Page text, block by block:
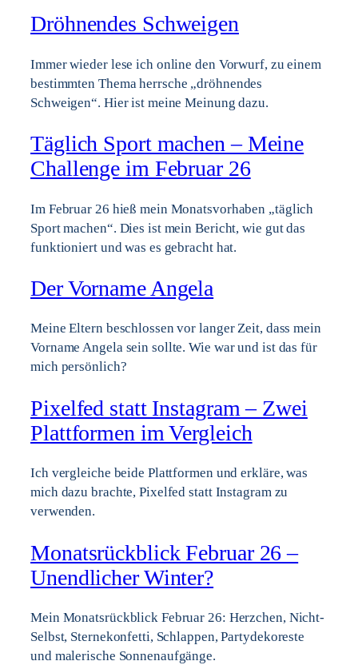
Dröhnendes Schweigen
Immer wieder lese ich online den Vorwurf, zu einem
bestimmten Thema herrsche „dröhnendes
Schweigen“. Hier ist meine Meinung dazu.
Täglich Sport machen – Meine
Challenge im Februar 26
Im Februar 26 hieß mein Monatsvorhaben „täglich
Sport machen“. Dies ist mein Bericht, wie gut das
funktioniert und was es gebracht hat.
Der Vorname Angela
Meine Eltern beschlossen vor langer Zeit, dass mein
Vorname Angela sein sollte. Wie war und ist das für
mich persönlich?
Pixelfed statt Instagram – Zwei
Plattformen im Vergleich
Ich vergleiche beide Plattformen und erkläre, was
mich dazu brachte, Pixelfed statt Instagram zu
verwenden.
Monatsrückblick Februar 26 –
Unendlicher Winter?
Mein Monatsrückblick Februar 26: Herzchen, Nicht-
Selbst, Sternekonfetti, Schlappen, Partydekoreste
und malerische Sonnenaufgänge.